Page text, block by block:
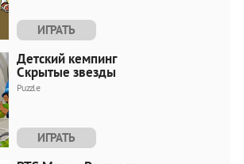
ИГРАТЬ
Детский кемпинг
Скрытые звезды
Puzzle
ИГРАТЬ